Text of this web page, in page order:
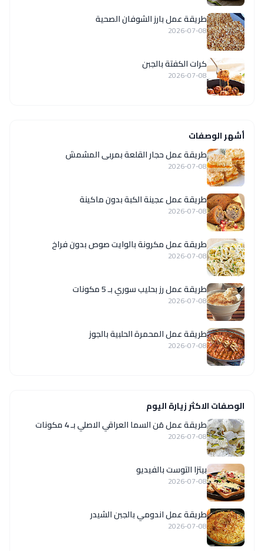
طريقة عمل بارز الشوفان الصحية
2026-07-08
كرات الكفتة بالجبن
2026-07-08
أشهر الوصفات
طريقة عمل حجار القلعة بمربى المشمش
2026-07-08
طريقة عمل عجينة الكبة بدون ماكينة
2026-07-08
طريقة عمل مكرونة بالوايت صوص بدون فراخ
2026-07-08
طريقة عمل رز بحليب سوري بـ 5 مكونات
2026-07-08
طريقة عمل المحمرة الحلبية بالجوز
2026-07-08
الوصفات الاكثر زيارة اليوم
طريقة عمل مَن السما العراقي الاصلي بـ 4 مكونات
2026-07-08
بيتزا التوست بالفيديو
2026-07-08
طريقة عمل اندومي بالجبن الشيدر
2026-07-08